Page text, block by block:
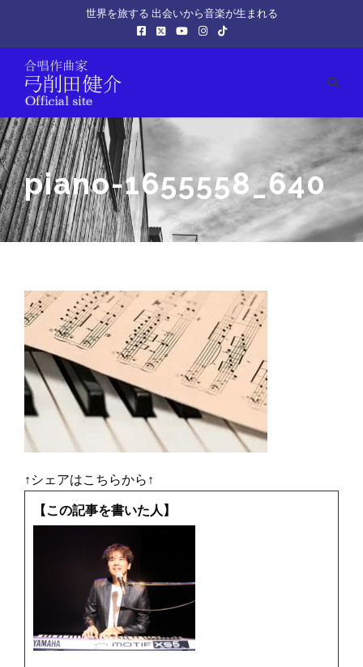
世界を旅する 出会いから音楽が生まれる
piano-1655558_640
↑シェアはこちらから↑
【この記事を書いた人】